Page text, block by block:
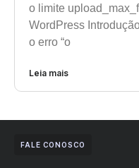
o limite
WordPress
o erro “o
Leia mais
FALE CONOSCO